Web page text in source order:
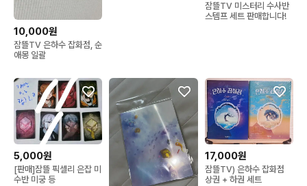
10,000원
잠뜰TV 은하수 잡화점, 순
애몽 일괄
잠뜰TV 미스터리 수사반
스템프 세트 판매합니다!
5,000원
[판매]잠뜰 픽셀리 은잡 미
수반 미궁 등
17,000원
잠뜰TV) 은하수 잡화점
상권 + 하권 세트